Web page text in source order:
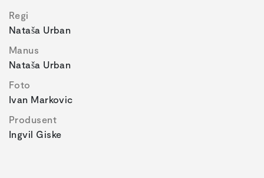
Regi
Nataša Urban
Manus
Nataša Urban
Foto
Ivan Markovic
Produsent
Ingvil Giske